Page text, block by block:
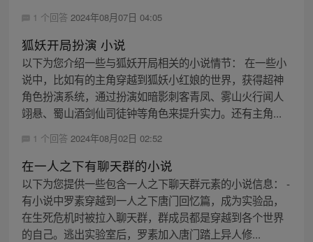
1 个回答 2024年08月07日 04:05
狐妖开局扮演 小说
以下为您介绍一些与狐妖开局相关的小说情节： 在一些小
说中，比如有的主角穿越到狐妖小红娘的世界，获得超神
角色扮演系统，通过扮演如暗影刺客青凤、雾山火行闻人
翊悬、蜀山酒剑仙司徒钟等角色来提升实力。还有主角...
1 个回答 2024年08月02日 02:52
在一人之下有聊天群的小说
以下为您提供一些包含一人之下聊天群元素的小说信息： -
有小说中罗素穿越到一人之下唐门回忆篇，成为实验品，
在生死危机时被拉入聊天群，群成员都是穿越到各个世界
的自己。逃出实验室后，罗素加入唐门踏上异人修...